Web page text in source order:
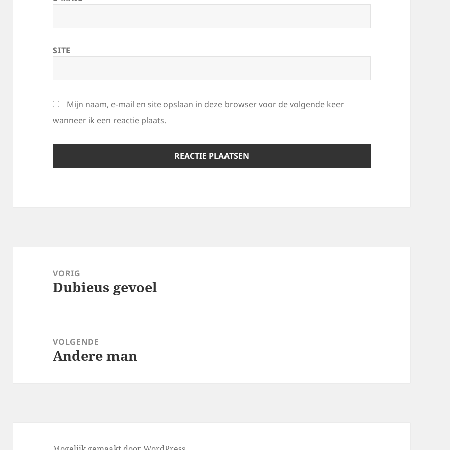
SITE
Mijn naam, e-mail en site opslaan in deze browser voor de volgende keer
wanneer ik een reactie plaats.
navigatieVORIG
Vorig
Dubieus gevoel
VOLGENDE
Volgend
Andere man